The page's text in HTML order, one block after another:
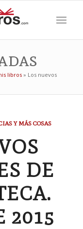
libros» Los nuevos
Y MÁS COSAS
DE
2015